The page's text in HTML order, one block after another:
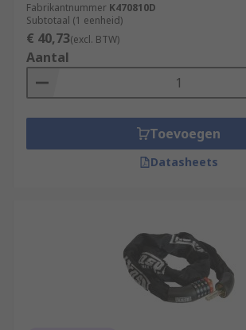
Fabrikantnummer K470810D
Subtotaal (1 eenheid)
€ 40,73(excl. BTW)
Aantal
Toevoegen
Datasheets